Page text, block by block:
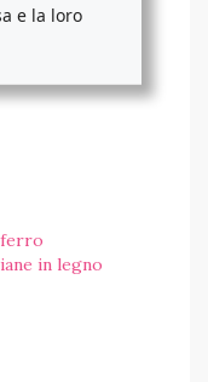
e la loro
in legno​